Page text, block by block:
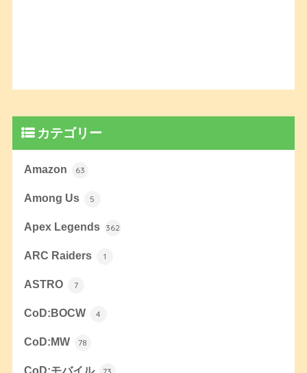
カテゴリー
Amazon 63
Among Us 5
Apex Legends 362
ARC Raiders 1
ASTRO 7
CoD:BOCW 4
CoD:MW 78
CoD:モバイル